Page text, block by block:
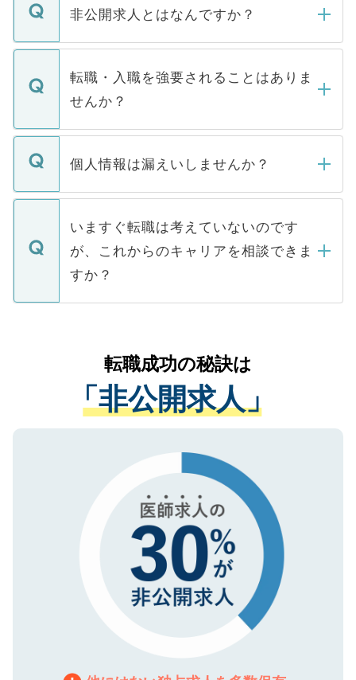
登録内容を確認し、その後メールもしくは
ます。通常、5営業日以内にはご連絡をせて
いただきますので、しばらくお待ちくださ
非公開求人とはなんですか？
マイナビDOCTORで取り扱っている求人の
うち約3割は、Webサイトからご覧いただ
けない「非公開求人」です。非公開求人は
下記の理由によって、一般には公開してい
ません。
■応募殺到を避けるため 人気のある医療機
関を公にしてしまうと、応募が殺到する場
に、医療機関が求める条件に合った人材の
みを人材紹介会社に依頼するケースが増え
ています。
転職・入職を強要されることはありま
せんか？
転職・入職を強要することは一切ありませ
ん。また、仮に応募先から内定をいただい
定を承諾する必要はありません。内定先へ
の辞退の連絡はキャリアパートナーが行い
個人情報は漏えいしませんか？
個人情報が漏えいすることはありませんの
で、ご安心ください。当サイトからの登録
などで収集したご登録者様の個人情報は、
ご本人のキャリアアップおよび転職活動の
支援を目的に使用いたします。お預かりし
ているすべての個人データはご本人の許可
は、個人情報の取り扱いについての厳密な
管理基準を満たした事業者のみに付与され
る、プライバシーマークを取得済みです。
で、機密保持に関してもご安心ください。
いますぐ転職は考えていないのです
が、これからのキャリアを相談できま
すか？
かがいして、現在の医療機関の状況や紹介
経験をまじえながら、適切なアドバイスを
させていただきます。すぐにご転職をされ
ない方には、長期的なサポートが可能です
ので、まずはご登録ください。
転職成功の秘訣は
「非公開求人」